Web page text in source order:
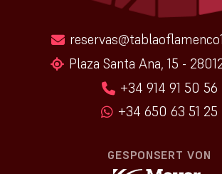
Plaza Santa Ana, 15 -
+34 914 91 50 56
+34 650 63 51 25
GESPONSERT VON